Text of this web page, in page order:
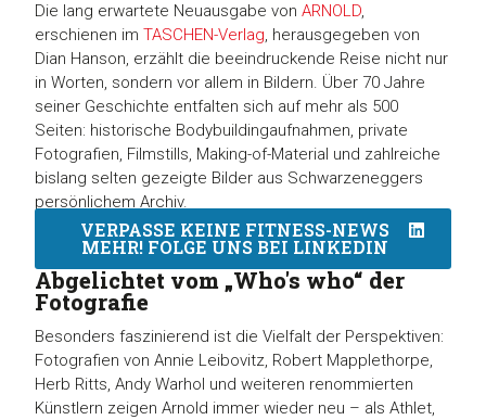
Die lang erwartete Neuausgabe vonARNOLD,
erschienen imTASCHEN-Verlag, herausgegeben von
Dian Hanson, erzählt die beeindruckende Reise nicht nur
in Worten, sondern vor allem in Bildern. Über 70 Jahre
seiner Geschichte entfalten sich auf mehr als 500
Seiten: historische Bodybuildingaufnahmen, private
Fotografien, Filmstills, Making-of-Material und zahlreiche
bislang selten gezeigte Bilder aus Schwarzeneggers
persönlichem Archiv.
VERPASSE KEINE FITNESS-NEWS
MEHR! FOLGE UNS BEI LINKEDIN
Abgelichtet vom „Who's who“ der
Fotografie
Besonders faszinierend ist die Vielfalt der Perspektiven:
Fotografien von Annie Leibovitz, Robert Mapplethorpe,
Herb Ritts, Andy Warhol und weiteren renommierten
Künstlern zeigen Arnold immer wieder neu – als Athlet,